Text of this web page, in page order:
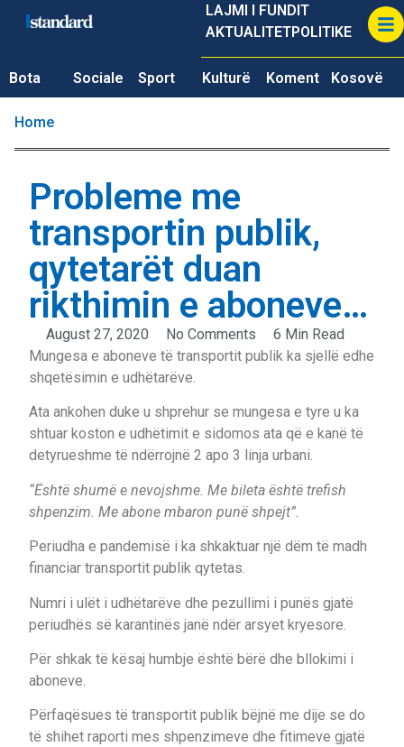
LAJMI I FUNDIT
AKTUALITETPOLITIKE
Bota Sociale Sport Kulturë Koment Kosovë
Home
Probleme me
transportin publik,
qytetarët duan
rikthimin e aboneve…
August 27, 2020 No Comments
6 Min Read
Mungesa e aboneve të transportit publik ka sjellë edhe
shqetësimin e udhëtarëve.
Ata ankohen duke u shprehur se mungesa e tyre u ka
shtuar koston e udhëtimit e sidomos ata që e kanë të
detyrueshme të ndërrojnë 2 apo 3 linja urbani.
“Është shumë e nevojshme. Me bileta është trefish
shpenzim. Me abone mbaron punë shpejt”.
Periudha e pandemisë i ka shkaktuar një dëm të madh
financiar transportit publik qytetas.
Numri i ulët i udhëtarëve dhe pezullimi i punës gjatë
periudhës së karantinës janë ndër arsyet kryesore.
Për shkak të kësaj humbje është bërë dhe bllokimi i
aboneve.
Përfaqësues të transportit publik bëjnë me dije se do
të shihet raporti mes shpenzimeve dhe fitimeve gjatë